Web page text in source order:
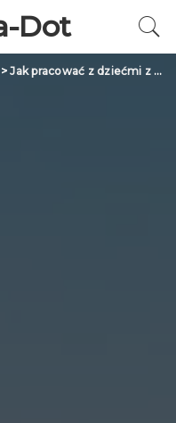
Dot
>Jak pracować z dziećmi z domu dziecka?